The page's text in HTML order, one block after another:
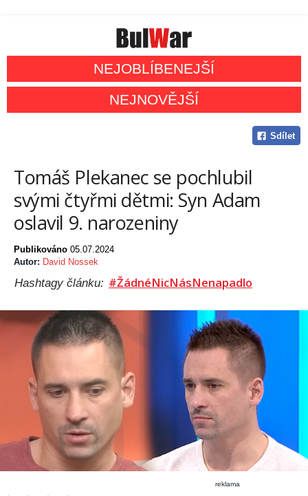
NEJOBLÍBENEJŠÍ
NEJNOVĚJŠÍ
Sdílet
Tomáš Plekanec se pochlubil
svými čtyřmi dětmi: Syn Adam
oslavil 9. narozeniny
Publikováno 05.07.2024
Autor: David Nossek
Hashtagy článku: #ŽádnéNicNásNenapadlo
reklama